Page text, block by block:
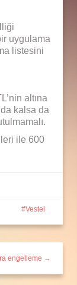
uygulama
listesini
altına
kalsa da
ile 600
Vestel
engelleme →